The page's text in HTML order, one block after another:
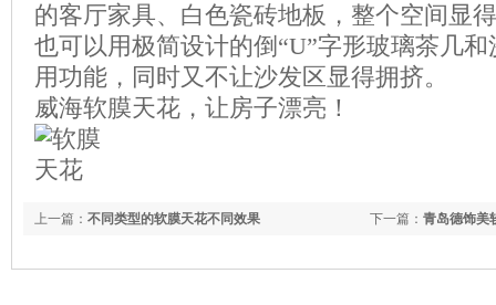
的客厅家具、白色瓷砖地板，整个空间显
也可以用极简设计的倒“U”字形玻璃茶几
用功能，同时又不让沙发区显得拥挤。
威海软膜天花，让房子漂亮！
下一篇： 青岛德饰美
上一篇： 不同类型的软膜天花不同效果